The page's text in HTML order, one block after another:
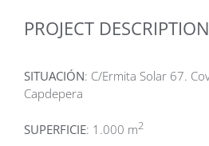
PROJECT DESCRIPTION
SITUACIÓN: C/Ermita Solar 67.
Capdepera
SUPERFICIE: 1.000 m2